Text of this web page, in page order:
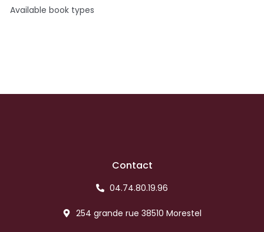
Available book types
Contact
04.74.80.19.96
254 grande rue 38510 Morestel